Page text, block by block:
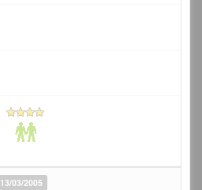
13/03/2005